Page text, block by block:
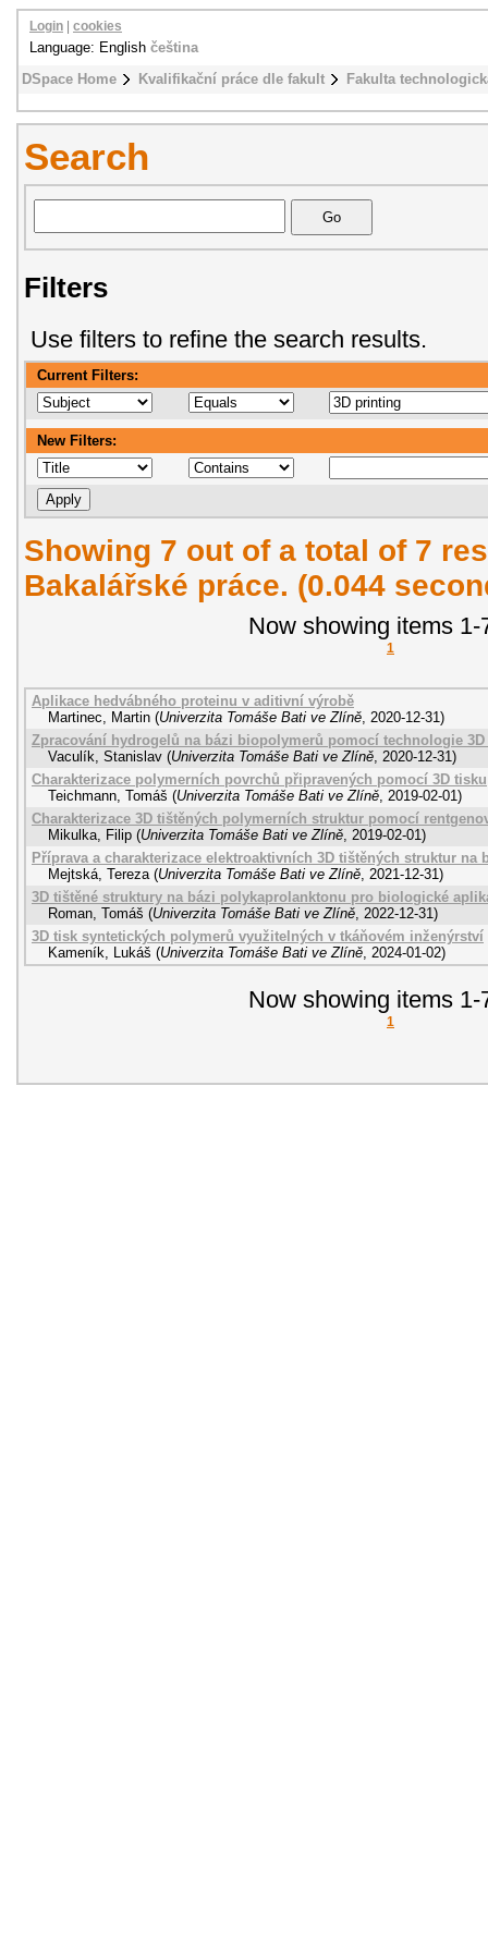
DSpace Home Kvalifikační práce dle fakult Fakulta
Login cookies
Language: English čeština
Search
Filters
Use filters to refine the search results.
Current Filters:
New Filters:
Showing 7 out of a total of 7
Bakalářské práce. (0.044
Now showing items 1-
1
Aplikace hedvábného proteinu v aditivní výrobě
Martinec, Martin (Univerzita Tomáše Bati ve Zlíně, 2020-12-31)
Zpracování hydrogelů na bázi biopolymerů pomocí technologie
Vaculík, Stanislav (Univerzita Tomáše Bati ve Zlíně, 2020-12-31)
Charakterizace polymerních povrchů připravených pomocí 3D tisku
Teichmann, Tomáš (Univerzita Tomáše Bati ve Zlíně, 2019-02-01)
Charakterizace 3D tištěných polymerních struktur pomocí
Mikulka, Filip (Univerzita Tomáše Bati ve Zlíně, 2019-02-01)
Příprava a charakterizace elektroaktivních 3D tištěných struktur na
Mejtská, Tereza (Univerzita Tomáše Bati ve Zlíně, 2021-12-31)
3D tištěné struktury na bázi polykaprolanktonu pro biologické
Roman, Tomáš (Univerzita Tomáše Bati ve Zlíně, 2022-12-31)
3D tisk syntetických polymerů využitelných v tkáňovém inženýrství
Kameník, Lukáš (Univerzita Tomáše Bati ve Zlíně, 2024-01-02)
Now showing items 1-
1